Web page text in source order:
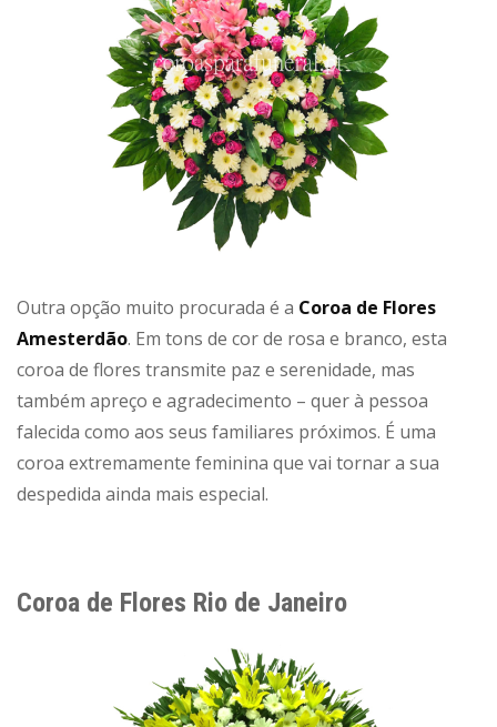
Outra opção muito procurada é a Coroa de Flores
Amesterdão. Em tons de cor de rosa e branco, esta
coroa de flores transmite paz e serenidade, mas
também apreço e agradecimento – quer à pessoa
falecida como aos seus familiares próximos. É uma
coroa extremamente feminina que vai tornar a sua
despedida ainda mais especial.
Coroa de Flores Rio de Janeiro